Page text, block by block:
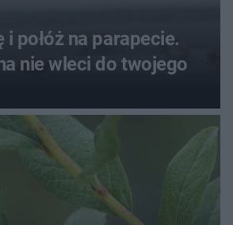
połóż na parapecie.
nie wleci do twojego